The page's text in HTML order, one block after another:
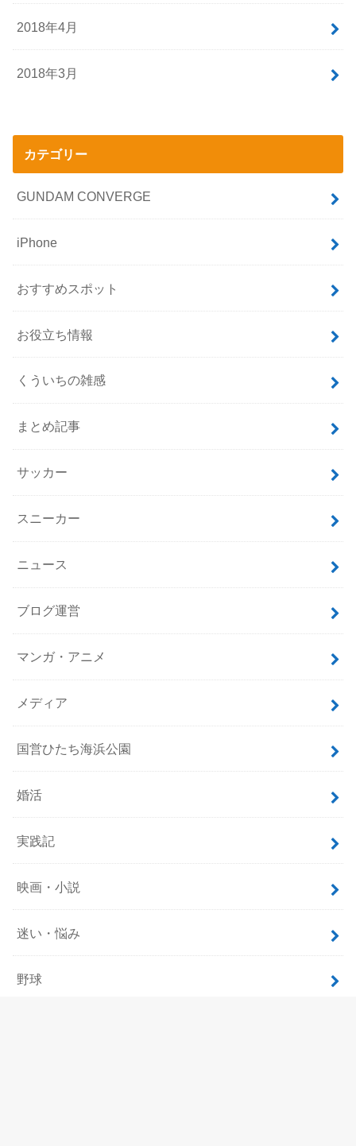
2018年4月
2018年3月
カテゴリー
GUNDAM CONVERGE
iPhone
おすすめスポット
お役立ち情報
くういちの雑感
まとめ記事
サッカー
スニーカー
ニュース
ブログ運営
マンガ・アニメ
メディア
国営ひたち海浜公園
婚活
実践記
映画・小説
迷い・悩み
野球